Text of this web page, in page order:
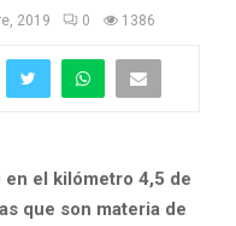
2019 0 1386
en el kilómetro 4,5 de
que son materia de